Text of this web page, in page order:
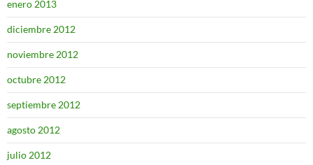
enero 2013
diciembre 2012
noviembre 2012
octubre 2012
septiembre 2012
agosto 2012
julio 2012